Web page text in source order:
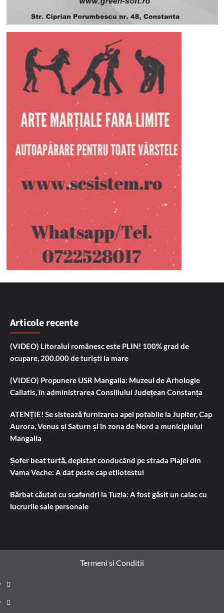
Articole recente
(VIDEO) Litoralul românesc este PLIN! 100% grad de
ocupare, 200.000 de turiști la mare
(VIDEO) Propunere USR Mangalia: Muzeul de Arhologie
Callatis, în administrarea Consiliului Județean Constanța
ATENȚIE! Se sistează furnizarea apei potabile la Jupiter, Cap
Aurora, Venus și Saturn și în zona de Nord a municipiului
Mangalia
Șofer beat turtă, depistat conducând pe strada Plajei din
Vama Veche: A dat peste cap etilotestul
Bărbat căutat cu scafandri la Tuzla: A fost găsit un caiac cu
lucrurile sale personale
Termeni si Conditii
Prima
pagină
Știri